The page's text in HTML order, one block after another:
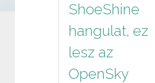
ShoeShine
hangulat, ez
lesz az
OpenSky